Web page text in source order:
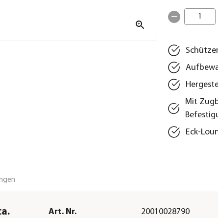
1
Mit
Eck-
Art. Nr. 20010028790